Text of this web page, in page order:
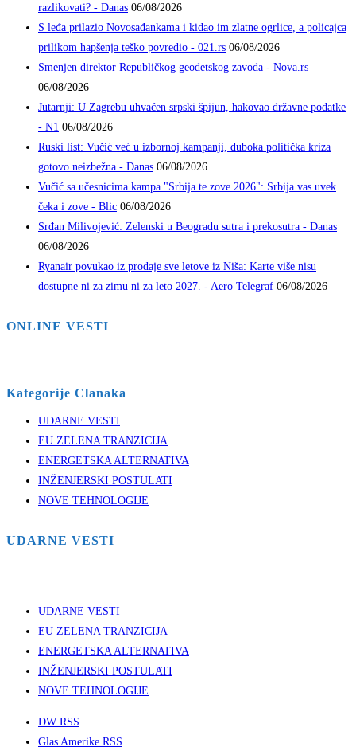
razlikovati? - Danas 06/08/2026
S leđa prilazio Novosađankama i kidao im zlatne ogrlice, a policajca
prilikom hapšenja teško povredio - 021.rs 06/08/2026
Smenjen direktor Republičkog geodetskog zavoda - Nova.rs
06/08/2026
Jutarnji: U Zagrebu uhvaćen srpski špijun, hakovao državne podatke
- N1 06/08/2026
Ruski list: Vučić već u izbornoj kampanji, duboka politička kriza
gotovo neizbežna - Danas 06/08/2026
Vučić sa učesnicima kampa "Srbija te zove 2026": Srbija vas uvek
čeka i zove - Blic 06/08/2026
Srđan Milivojević: Zelenski u Beogradu sutra i prekosutra - Danas
06/08/2026
Ryanair povukao iz prodaje sve letove iz Niša: Karte više nisu
dostupne ni za zimu ni za leto 2027. - Aero Telegraf 06/08/2026
ONLINE VESTI
Kategorije Clanaka
UDARNE VESTI
EU ZELENA TRANZICIJA
ENERGETSKA ALTERNATIVA
INŽENJERSKI POSTULATI
NOVE TEHNOLOGIJE
UDARNE VESTI
UDARNE VESTI
EU ZELENA TRANZICIJA
ENERGETSKA ALTERNATIVA
INŽENJERSKI POSTULATI
NOVE TEHNOLOGIJE
DW RSS
Glas Amerike RSS